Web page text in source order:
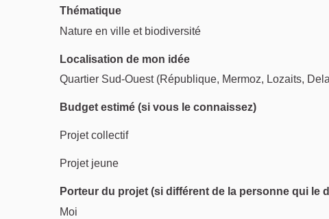
Thématique
Nature en ville et biodiversité
Localisation de mon idée
Quartier Sud-Ouest (République, Mermoz, Lozaits,
Budget estimé (si vous le connaissez)
Projet collectif
Projet jeune
Porteur du projet (si différent de la personne qui le
Moi